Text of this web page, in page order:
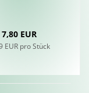
7,80 EUR
EUR pro Stück